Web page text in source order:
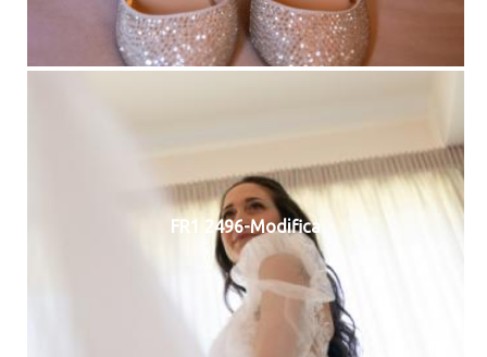
FR1 2496-Modifica